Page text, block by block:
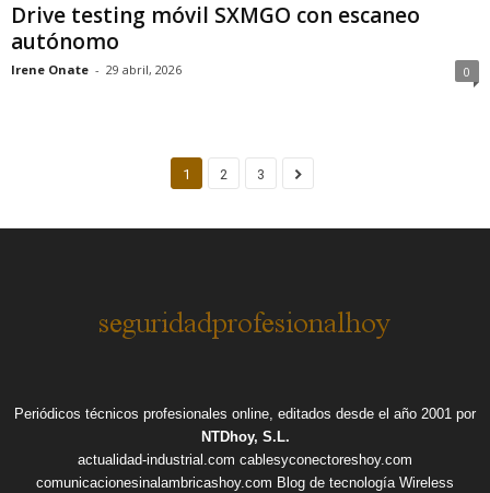
Drive testing móvil SXMGO con escaneo
autónomo
Irene Onate - 29 abril, 2026 0
1 2 3
Periódicos técnicos profesionales online, editados desde el año 2001 por
NTDhoy, S.L.
actualidad-industrial.com cablesyconectoreshoy.com
comunicacionesinalambricashoy.com Blog de tecnología Wireless